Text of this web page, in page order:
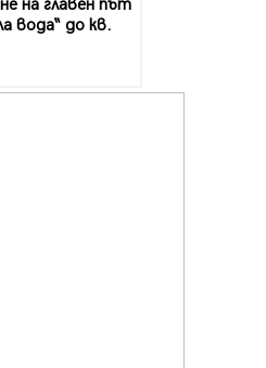
на главен път
вода“ до кв.
пожарната в